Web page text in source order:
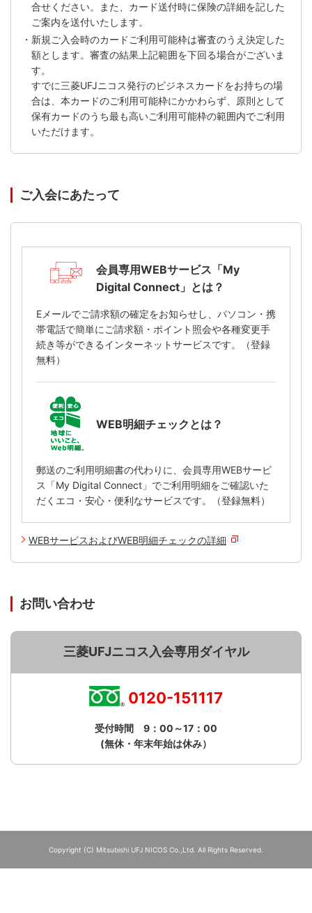
合せください。また、カード送付時に保険の詳細を記した
ご案内を送付いたします。
・新規ご入会時のカードご利用可能枠は審査のうえ決定した
額とします。審査の結果上記範囲を下回る場合がございま
す。
すでに三菱UFJニコス発行のビジネスカードをお持ちの場
合は、本カードのご利用可能枠にかかわらず、原則として
保有カードのうち最も高いご利用可能枠の範囲内でご利用
いただけます。
ご入会にあたって
会員専用WEBサービス「My
Digital Connect」とは？
Eメールでご請求額の確定をお知らせし、パソコン・携
帯電話で簡単にご請求額・ポイント照会や各種変更手
続き等ができるインターネットサービスです。（登録
無料）
WEB明細チェックとは？
郵送のご利用明細書の代わりに、会員専用WEBサービ
ス「My Digital Connect」でご利用明細をご確認いた
だくエコ・安心・便利なサービスです。（登録無料）
WEBサービスおよびWEB明細チェックの詳細
お問い合わせ
三菱UFJニコス入会専用ダイヤル
0120-151117
受付時間 9：00～17：00
(無休・年末年始は休み）
Copyright (C) Mitsubishi UFJ NICOS Co.,Ltd. All Rights Reserved.